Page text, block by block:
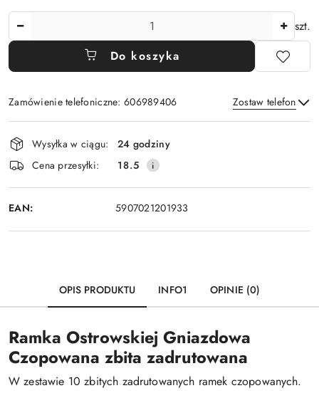
szt.
Do koszyka
Zamówienie telefoniczne: 606989406 Zostaw telefon
Wyślij
Dostępność
i
dostawa
Wysyłka w ciągu:
24 godziny
Cena przesyłki:
18.5
EAN: 5907021201933
OPIS PRODUKTU INFO1 OPINIE (0)
Ramka Ostrowskiej Gniazdowa
Czopowana zbita zadrutowana
W zestawie 10 zbitych zadrutowanych ramek czopowanych.